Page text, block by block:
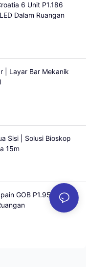
6 Unit P1.186
Dalam Ruangan
| Layar Bar Mekanik
Sisi | Solusi Bioskop
15m
GOB P1.953 Layar